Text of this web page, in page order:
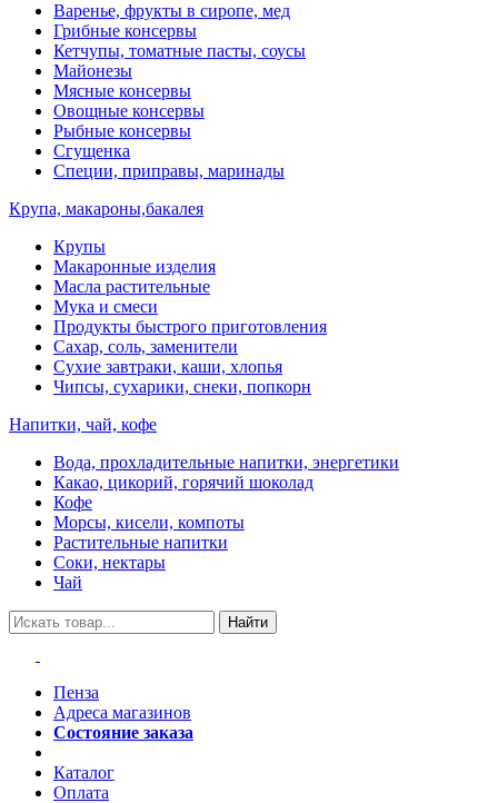
Варенье, фрукты в сиропе, мед
Грибные консервы
Кетчупы, томатные пасты, соусы
Майонезы
Мясные консервы
Овощные консервы
Рыбные консервы
Сгущенка
Специи, приправы, маринады
Крупа, макароны,бакалея
Крупы
Макаронные изделия
Масла растительные
Мука и смеси
Продукты быстрого приготовления
Сахар, соль, заменители
Сухие завтраки, каши, хлопья
Чипсы, сухарики, снеки, попкорн
Напитки, чай, кофе
Вода, прохладительные напитки, энергетики
Какао, цикорий, горячий шоколад
Кофе
Морсы, кисели, компоты
Растительные напитки
Соки, нектары
Чай
Найти
Пенза
Адреса магазинов
Состояние заказа
Каталог
Оплата